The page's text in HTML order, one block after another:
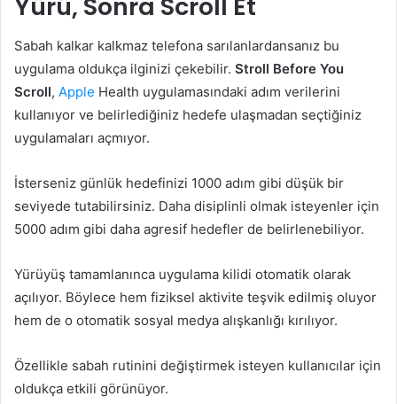
Sabah kalkar kalkmaz telefona sarılanlardansanız bu
uygulama oldukça ilginizi çekebilir. Stroll Before You
Scroll, Apple Health uygulamasındaki adım verilerini
kullanıyor ve belirlediğiniz hedefe ulaşmadan seçtiğiniz
uygulamaları açmıyor.
İsterseniz günlük hedefinizi 1000 adım gibi düşük bir
seviyede tutabilirsiniz. Daha disiplinli olmak isteyenler için
5000 adım gibi daha agresif hedefler de belirlenebiliyor.
Yürüyüş tamamlanınca uygulama kilidi otomatik olarak
açılıyor. Böylece hem fiziksel aktivite teşvik edilmiş oluyor
hem de o otomatik sosyal medya alışkanlığı kırılıyor.
Özellikle sabah rutinini değiştirmek isteyen kullanıcılar için
oldukça etkili görünüyor.